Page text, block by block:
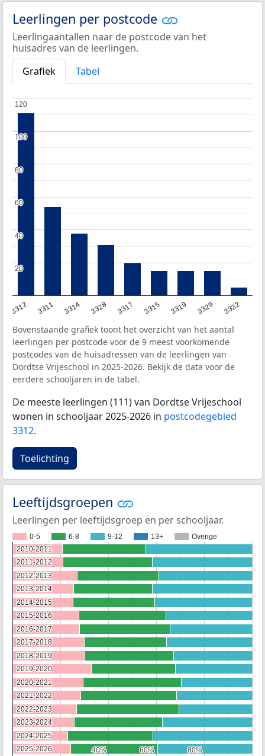
Leerlingen per postcode
Leerlingaantallen naar de postcode van het
huisadres van de leerlingen.
Grafiek
Tabel
3312 3311 3314 3328 3317 3315 3319 3329 3332
20
20
40
40
60
60
80
80
100
100
120
120
Bovenstaande grafiek toont het overzicht van het aantal
leerlingen per postcode voor de 9 meest voorkomende
postcodes van de huisadressen van de leerlingen van
Dordtse Vrijeschool in 2025-2026. Bekijk de data voor de
eerdere schooljaren in de tabel.
De meeste leerlingen (111) van Dordtse Vrijeschool
wonen in schooljaar 2025-2026 in postcodegebied
3312.
Toelichting
Leeftijdsgroepen
Leerlingen per leeftijdsgroep en per schooljaar.
0-5 6-8 9-12 13+ Overige
40%
40% 60%
60% 80%
80%
2010-2011
2010-2011
2011-2012
2011-2012
2012-2013
2012-2013
2013-2014
2013-2014
2014-2015
2014-2015
2015-2016
2015-2016
2016-2017
2016-2017
2017-2018
2017-2018
2018-2019
2018-2019
2019-2020
2019-2020
2020-2021
2020-2021
2021-2022
2021-2022
2022-2023
2022-2023
2023-2024
2023-2024
2024-2025
2024-2025
2025-2026
2025-2026